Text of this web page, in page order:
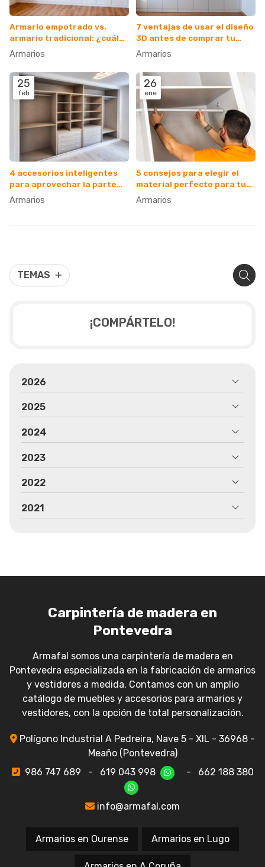
TEMAS
Armario empotrado vs.
armario tradicional: ¿cuál
es el ideal para mí?
Armarios
7 ventajas de usar el diseño
3D antes de comprar tu
armario
Armarios
25
feb
4 accesorios inteligentes
para aprovechar la parte
más alta del armario
Armarios
26
ene
5 consejos para elegir el
material perfecto para tu
armario de madera
Armarios
¡COMPÁRTELO!
2026
2025
2024
2023
2022
2021
Carpintería de madera en
Pontevedra
Armafal somos una carpintería de madera en
Pontevedra especializada en la fabricación de armarios
y vestidores a medida. Contamos con un amplio
catálogo de muebles y accesorios para armarios y
vestidores, con la opción de total personalización.
Polígono Industrial A Pedreira, Nave 5 - XIL - 36968 -
Meaño (Pontevedra)
986 747 689
- 619 043 998 - 662 188 380
info@armafal.com
Armarios en Ourense Armarios en Lugo